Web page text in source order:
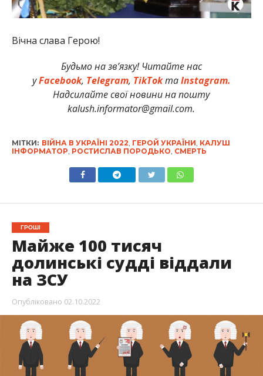
Вічна слава Герою!
Будьмо на зв’язку! Читайте нас
уFacebook, Telegram, TikTokтаInstagram.
Надсилайте свої новини на пошту
kalush.informator@gmail.com.
МІТКИ: ВІЙНА В УКРАЇНІ 2022 ГЕРОЙ УКРАЇНИ КАЛУШ
ІНФОРМАТОР РОСТИСЛАВ ПОРОДЬКО СМЕРТЬ
ГРОШІ
Майже 100 тисяч
долинські судді віддали
на ЗСУ
Опубліковано 02.10.2022